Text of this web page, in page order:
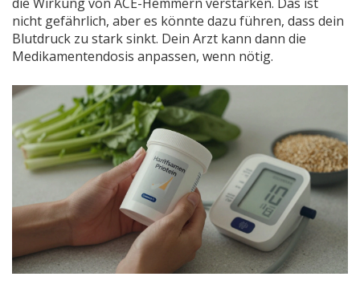
nicht gefährlich, aber es könnte dazu führen, dass dein
Blutdruck zu stark sinkt. Dein Arzt kann dann die
Medikamentendosis anpassen, wenn nötig.